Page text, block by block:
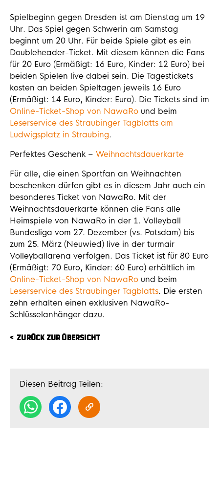
Spielbeginn gegen Dresden ist am Dienstag um 19
Uhr. Das Spiel gegen Schwerin am Samstag
beginnt um 20 Uhr. Für beide Spiele gibt es ein
Doubleheader-Ticket. Mit diesem können die Fans
für 20 Euro (Ermäßigt: 16 Euro, Kinder: 12 Euro) bei
beiden Spielen live dabei sein. Die Tagestickets
kosten an beiden Spieltagen jeweils 16 Euro
(Ermäßigt: 14 Euro, Kinder: Euro). Die Tickets sind im
Online-Ticket-Shop von NawaRo und beim
Leserservice des Straubinger Tagblatts am
Ludwigsplatz in Straubing.
Perfektes Geschenk – Weihnachtsdauerkarte
Für alle, die einen Sportfan an Weihnachten
beschenken dürfen gibt es in diesem Jahr auch ein
besonderes Ticket von NawaRo. Mit der
Weihnachtsdauerkarte können die Fans alle
Heimspiele von NawaRo in der 1. Volleyball
Bundesliga vom 27. Dezember (vs. Potsdam) bis
zum 25. März (Neuwied) live in der turmair
Volleyballarena verfolgen. Das Ticket ist für 80 Euro
(Ermäßigt: 70 Euro, Kinder: 60 Euro) erhältlich im
Online-Ticket-Shop von NawaRo und beim
Leserservice des Straubinger Tagblatts. Die ersten
zehn erhalten einen exklusiven NawaRo-
Schlüsselanhänger dazu.
ZURÜCK ZUR ÜBERSICHT
Diesen Beitrag Teilen: